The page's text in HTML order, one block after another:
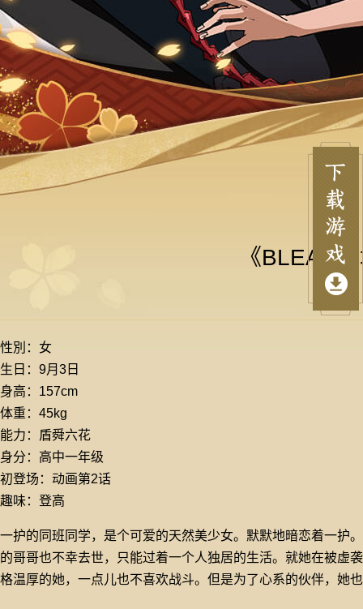
《
性別：女
生日：9月3日
身高：157cm
体重：45kg
能力：盾舜六花
身分：高中一年级
初登场：动画第2话
趣味：登高
一护的同班同学，是个可爱的天然美少女。默默地暗恋着一护
的哥哥也不幸去世，只能过着一个人独居的生活。就她在被虚
格温厚的她，一点儿也不喜欢战斗。但是为了心系的伙伴，她